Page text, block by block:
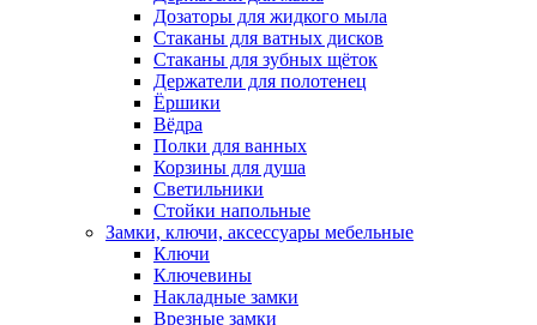
Дозаторы для жидкого мыла
Стаканы для ватных дисков
Стаканы для зубных щёток
Держатели для полотенец
Ёршики
Вёдра
Полки для ванных
Корзины для душа
Светильники
Стойки напольные
Замки, ключи, аксессуары мебельные
Ключи
Ключевины
Накладные замки
Врезные замки